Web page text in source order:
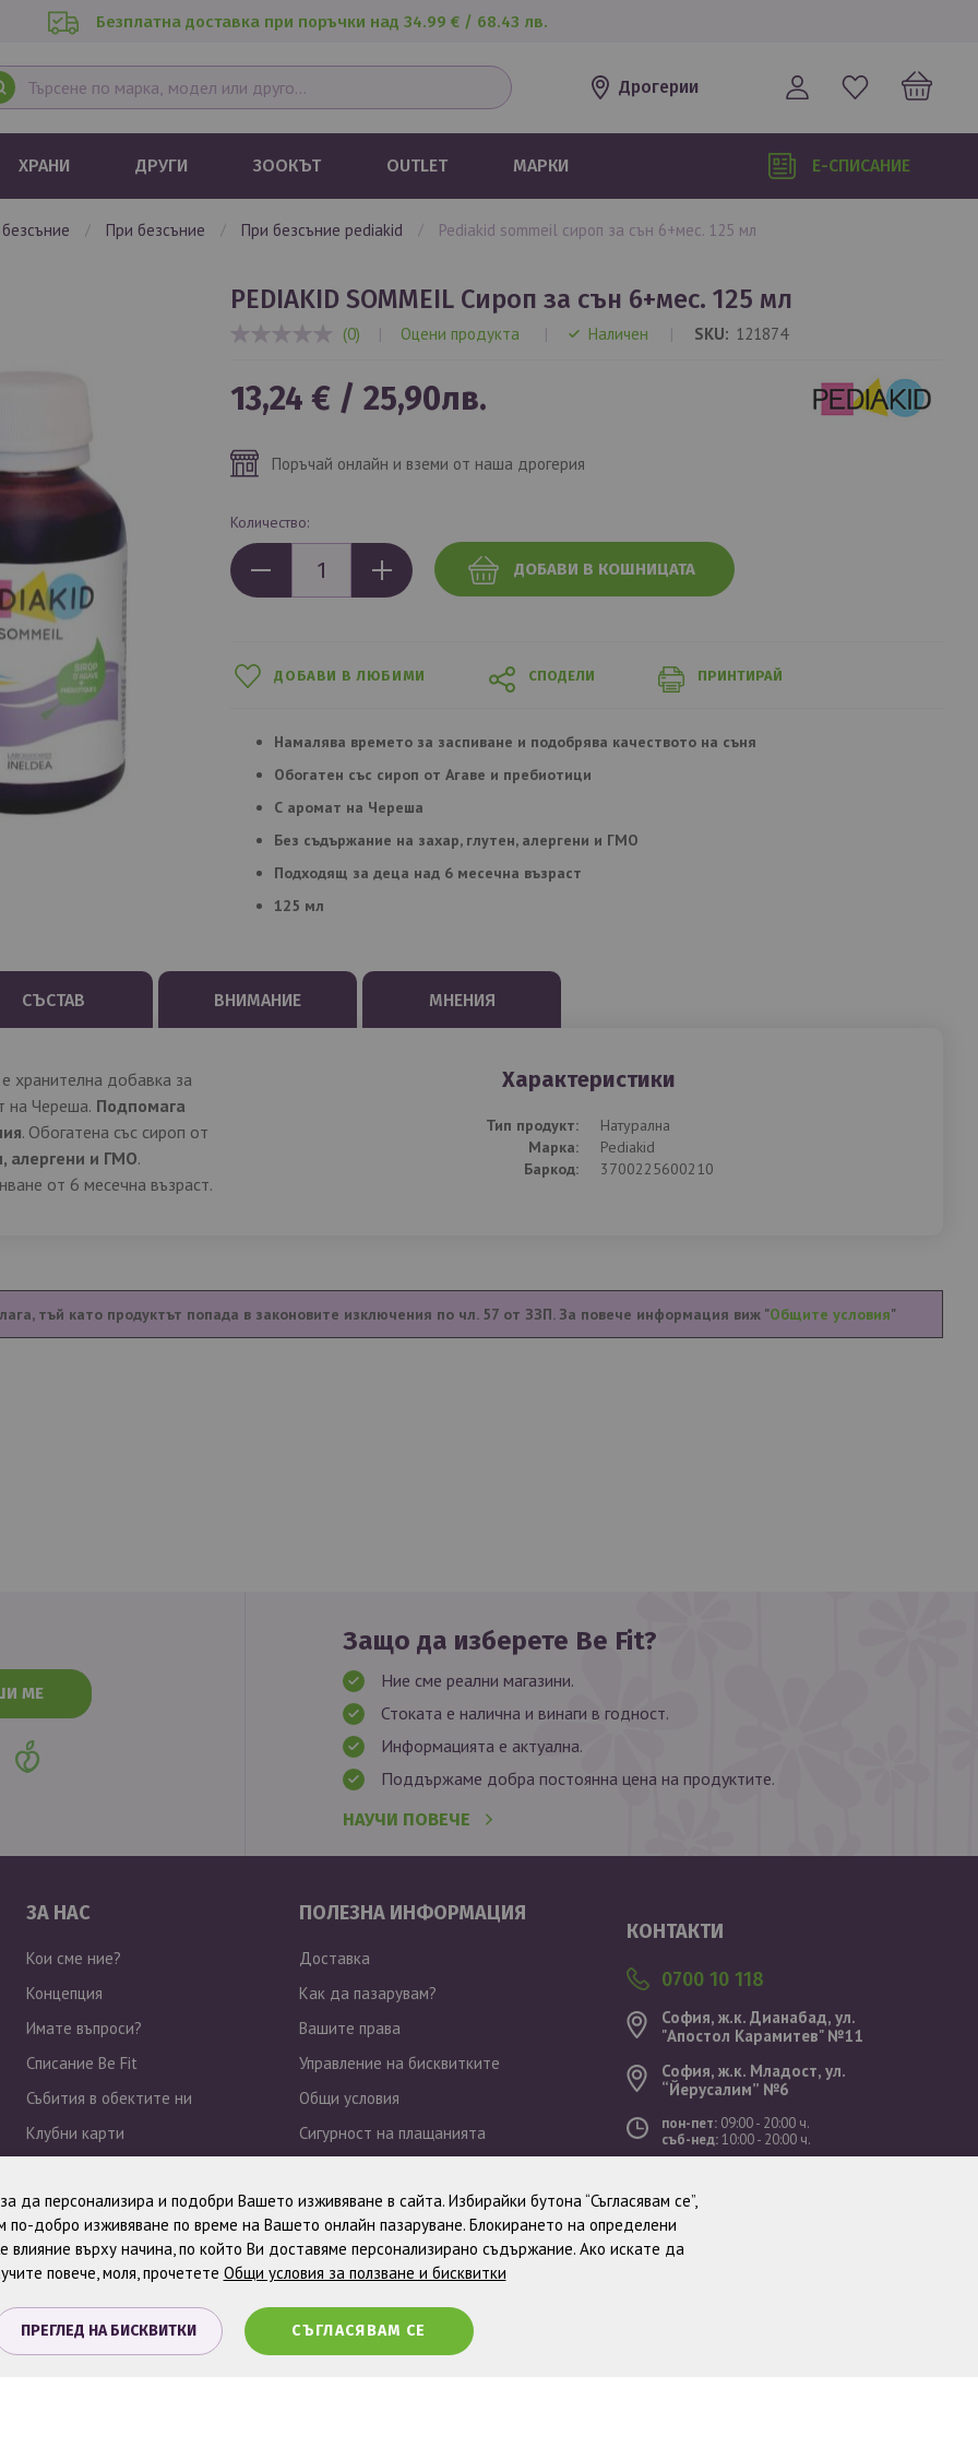
Безплатна доставка при поръчки над 34.99 € / 68.43 лв.
Дрогерии
ХРАНИ ДРУГИ ЗООКЪТ OUTLET МАРКИ Е-СПИСАНИЕ
безсъние при безсъние при безсъние pediakid pediakid sommeil сироп за сън 6+мес. 125 мл
PEDIAKID SOMMEIL Сироп за сън 6+мес. 125 мл
(0) | Оцени продукта Наличен SKU 121874
13,24 € / 25,90лв.
Поръчай онлайн и вземи от наша дрогерия
Количество:
ДОБАВИ В КОШНИЦАТА
ДОБАВИ В ЛЮБИМИ СПОДЕЛИ ПРИНТИРАЙ
Намалява времето за заспиване и подобрява качеството на съня
Обогатен със сироп от Агаве и пребиотици
С аромат на Череша
Без съдържание на захар, глутен, алергени и ГМО
Подходящ за деца над 6 месечна възраст
125 мл
хранителна добавка за
на Череша. Подпомага
. Обогатена със сироп от
алергени и ГМО.
от 6 месечна възраст.
Характеристики
Тип продукт:
Натурална
Mарка:
Pediakid
Баркод:
3700225600210
СЪСТАВ ВНИМАНИЕ МНЕНИЯ
тъй като продуктът попада в законовите изключения по чл. 57 от ЗЗП. За повече информация виж "Общите условия"
МЕ
Защо да изберете Be Fit?
Ние сме реални магазини.
Стоката е налична и винаги в годност.
Информацията е актуална.
Поддържаме добра постоянна цена на продуктите.
НАУЧИ ПОВЕЧЕ
ЗА НАС
Кои сме ние?
Концепция
Имате въпроси?
Списание Be Fit
Събития в обектите ни
Клубни карти
ПОЛЕЗНА ИНФОРМАЦИЯ
Доставка
Как да пазарувам?
Вашите права
Управление на бисквитките
Общи условия
Сигурност на плащанията
Новини
КОНТАКТИ
0700 10 118
София, ж.к. Дианабад, ул.
"Aпостол Карамитев" №11
София, ж.к. Младост, ул.
“Йерусалим” №6
пон-пет: 09:00 - 20:00 ч.
съб-нед:10:00 - 20:00 ч.
Всички права запазени. Онлайн магазин от
да персонализира и подобри Вашето изживяване в сайта. Избирайки бутона “Съгласявам се”,
добро изживяване по време на Вашето онлайн пазаруване. Блокирането на определени
влияние върху начина, по който Ви доставяме персонализирано съдържание. Ако искате да
повече, моля, прочетете Общи условия за ползване и бисквитки
СЪГЛАСЯВАМ СЕ
ПРЕГЛЕД НА БИСКВИТКИ